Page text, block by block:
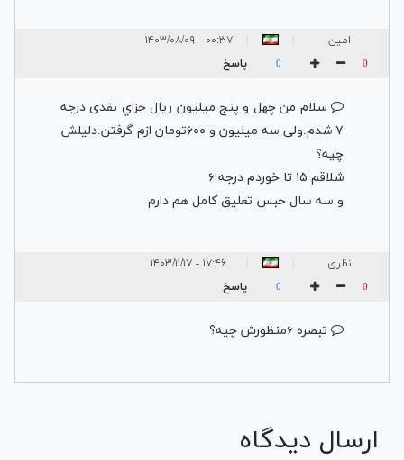
امین ۰۰:۳۷ - ۱۴۰۳/۰۸/۰۹
0
0 پاسخ
سلام من چهل و پنج میلیون ریال جزاي نقدی درجه
۷ شدم.ولی سه میلیون و ۶۰۰تومان ازم گرفتن.دلیلش
چیه؟
شلاقم ۱۵ تا خوردم درجه ۶
و سه سال حبس تعلیق کامل هم دارم
نظری ۱۷:۴۶ - ۱۴۰۳/۱۱/۱۷
0
0 پاسخ
تبصره ۶منظورش چیه؟
ارسال دیدگاه